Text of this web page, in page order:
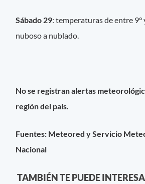
Sábado 29: temperaturas de entre 9°
nuboso a nublado.
No se registran alertas
región del país.
Fuentes: Meteored y Servicio
Nacional
TAMBIÉN TE PUEDE